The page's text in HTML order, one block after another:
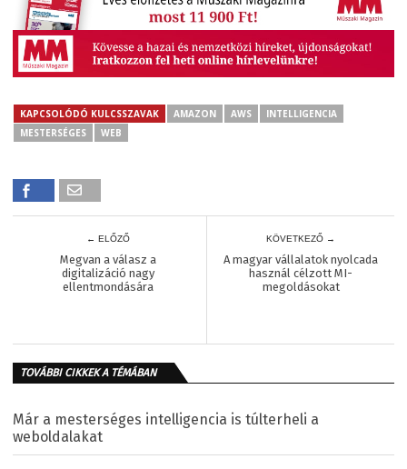
KAPCSOLÓDÓ KULCSSZAVAK AMAZON AWS
INTELLIGENCIA
MESTERSÉGES
WEB
← ELŐZŐ
Megvan a válasz a
digitalizáció nagy
ellentmondására
KÖVETKEZŐ →
A magyar vállalatok nyolcada
használ célzott MI-
megoldásokat
TOVÁBBI CIKKEK A TÉMÁBAN
Már a mesterséges intelligencia is túlterheli a
weboldalakat